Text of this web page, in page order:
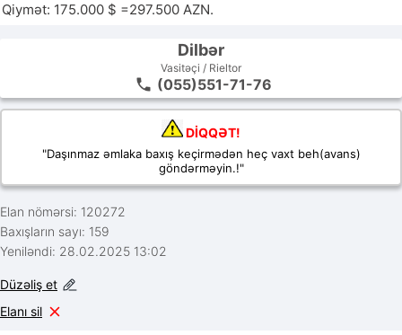
Qiymət: 175.000 $ =297.500 AZN.
Dilbər
Vasitəçi / Rieltor
(055)551-71-76
DİQQƏT!
"Daşınmaz əmlaka baxış keçirmədən heç vaxt beh(avans)
göndərməyin.!"
Elan nömərsi: 120272
Baxışların sayı: 159
Yeniləndi: 28.02.2025 13:02
Düzəliş et
Elanı sil